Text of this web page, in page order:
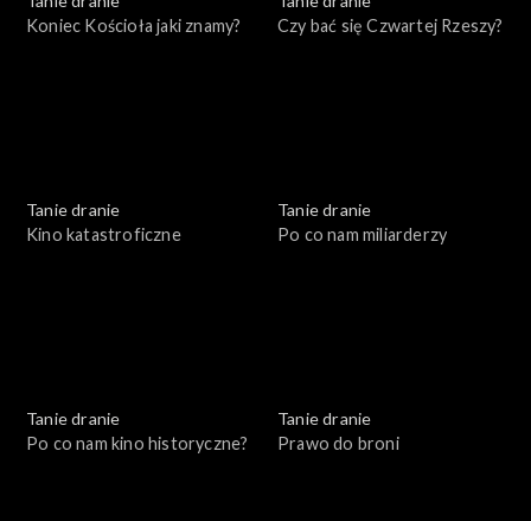
Koniec Kościoła jaki znamy?
Czy bać się Czwartej Rzeszy?
Tanie dranie
Kino katastroficzne
Tanie dranie
Po co nam miliarderzy
Tanie dranie
Po co nam kino historyczne?
Tanie dranie
Prawo do broni